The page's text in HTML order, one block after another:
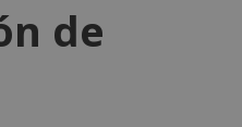
de